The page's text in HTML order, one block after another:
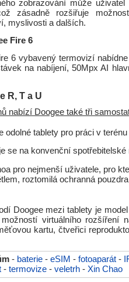
zobrazování může
zásadně rozšiřuje
myslivosti a dalších.
Fire 6
6 vybavený termovizí
na nabíjení, 50Mpx AI
R, T a U
nabízí Doogee také tři
odolné tablety pro práci v terénu
se na konvenční spotřebitelské
pro nejmenší uživatele, pro
roztomilá ochranná
Doogee mezi tablety je
virtuálního rozšíření
kartu, čtveřici
- baterie - eSIM - fotoaparát -
- termovize - veletrh - Xin Chao